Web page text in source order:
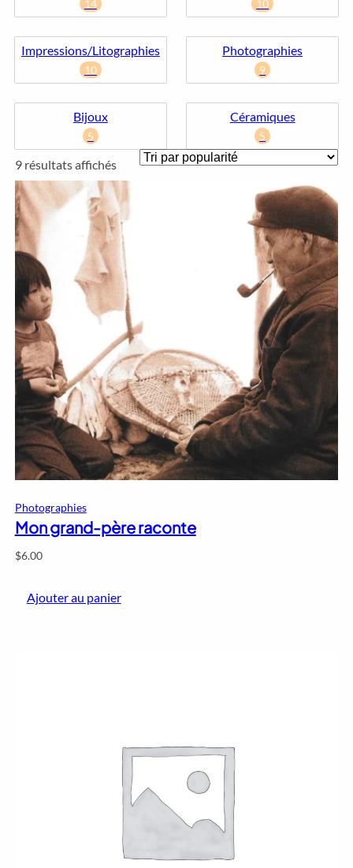
14 10
Impressions/Litographies
10
Photographies
9
Bijoux
5
Céramiques
5
9 résultats affichésTrié
par
popularité
Photographies
Mon grand-père raconte
$6.00
Ajouter au panier